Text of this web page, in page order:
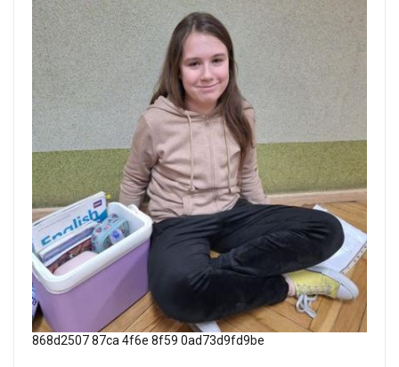
868d2507 87ca 4f6e 8f59 0ad73d9fd9be